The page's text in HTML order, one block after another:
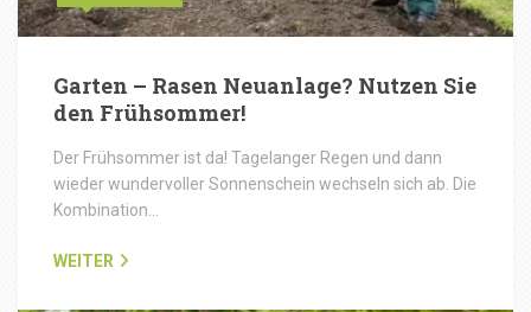
Garten – Rasen Neuanlage? Nutzen Sie
den Frühsommer!
Der Frühsommer ist da! Tagelanger Regen und dann
wieder wundervoller Sonnenschein wechseln sich ab. Die
Kombination…
WEITER